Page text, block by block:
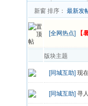
新窗排序： 最新发
[全网热点] 【
版块主题
[同城互助]现
[同城互助]寻